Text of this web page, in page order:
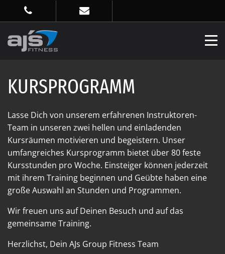
KURSPROGRAMM
Lasse Dich von unserem erfahrenen Instruktoren-
Team in unseren zwei hellen und einladenden
Kursräumen motivieren und begeistern. Unser
umfangreiches Kursprogramm bietet über 80 feste
Kursstunden pro Woche. Einsteiger können jederzeit
mit ihrem Training beginnen und Geübte haben eine
große Auswahl an Stunden und Programmen.
Wir freuen uns auf Deinen Besuch und auf das
gemeinsame Training.
Herzlichst, Dein AJs Group Fitness Team